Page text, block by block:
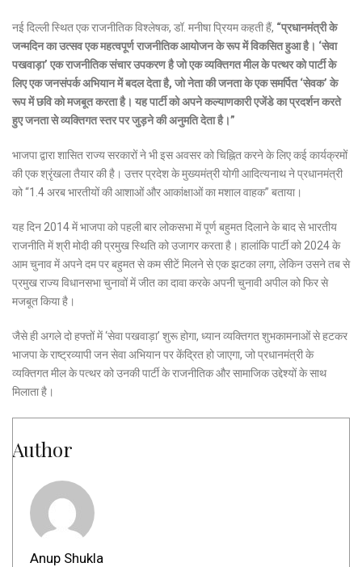
नई दिल्ली स्थित एक राजनीतिक विश्लेषक, डॉ. मनीषा प्रियम कहती हैं, “प्रधानमंत्री के
जन्मदिन का उत्सव एक महत्वपूर्ण राजनीतिक आयोजन के रूप में विकसित हुआ है। ‘सेवा
पखवाड़ा’ एक राजनीतिक संचार उपकरण है जो एक व्यक्तिगत मील के पत्थर को पार्टी के
लिए एक जनसंपर्क अभियान में बदल देता है, जो नेता की जनता के एक समर्पित ‘सेवक’ के
रूप में छवि को मजबूत करता है। यह पार्टी को अपने कल्याणकारी एजेंडे का प्रदर्शन करते
हुए जनता से व्यक्तिगत स्तर पर जुड़ने की अनुमति देता है।”
भाजपा द्वारा शासित राज्य सरकारों ने भी इस अवसर को चिह्नित करने के लिए कई कार्यक्रमों
की एक श्रृंखला तैयार की है। उत्तर प्रदेश के मुख्यमंत्री योगी आदित्यनाथ ने प्रधानमंत्री
को “1.4 अरब भारतीयों की आशाओं और आकांक्षाओं का मशाल वाहक” बताया।
यह दिन 2014 में भाजपा को पहली बार लोकसभा में पूर्ण बहुमत दिलाने के बाद से भारतीय
राजनीति में श्री मोदी की प्रमुख स्थिति को उजागर करता है। हालांकि पार्टी को 2024 के
आम चुनाव में अपने दम पर बहुमत से कम सीटें मिलने से एक झटका लगा, लेकिन उसने तब से
प्रमुख राज्य विधानसभा चुनावों में जीत का दावा करके अपनी चुनावी अपील को फिर से
मजबूत किया है।
जैसे ही अगले दो हफ्तों में ‘सेवा पखवाड़ा’ शुरू होगा, ध्यान व्यक्तिगत शुभकामनाओं से हटकर
भाजपा के राष्ट्रव्यापी जन सेवा अभियान पर केंद्रित हो जाएगा, जो प्रधानमंत्री के
व्यक्तिगत मील के पत्थर को उनकी पार्टी के राजनीतिक और सामाजिक उद्देश्यों के साथ
मिलाता है।
Author
Anup Shukla